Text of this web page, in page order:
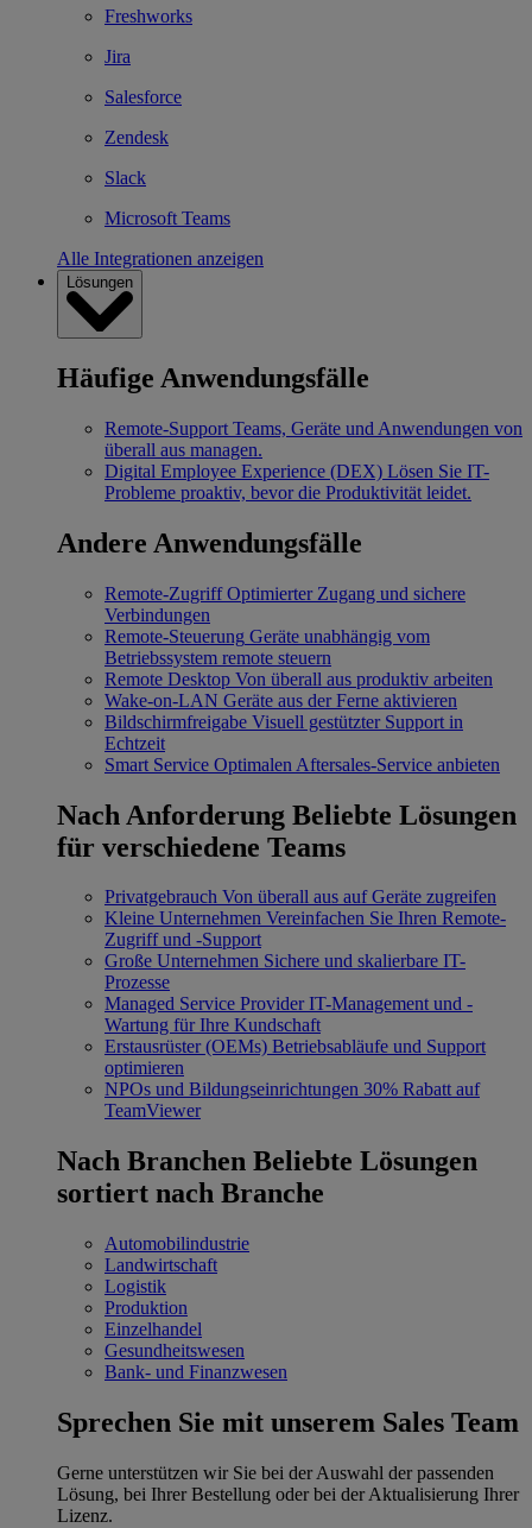
Freshworks
Jira
Salesforce
Zendesk
Slack
Microsoft Teams
Alle Integrationen anzeigen
Lösungen
Häufige Anwendungsfälle
Remote-Support Teams, Geräte und Anwendungen von
überall aus managen.
Digital Employee Experience (DEX) Lösen Sie IT-
Probleme proaktiv, bevor die Produktivität leidet.
Andere Anwendungsfälle
Remote-Zugriff Optimierter Zugang und sichere
Verbindungen
Remote-Steuerung Geräte unabhängig vom
Betriebssystem remote steuern
Remote Desktop Von überall aus produktiv arbeiten
Wake-on-LAN Geräte aus der Ferne aktivieren
Bildschirmfreigabe Visuell gestützter Support in
Echtzeit
Smart Service Optimalen Aftersales-Service anbieten
Nach Anforderung Beliebte Lösungen
für verschiedene Teams
Privatgebrauch Von überall aus auf Geräte zugreifen
Kleine Unternehmen Vereinfachen Sie Ihren Remote-
Zugriff und -Support
Große Unternehmen Sichere und skalierbare IT-
Prozesse
Managed Service Provider IT-Management und -
Wartung für Ihre Kundschaft
Erstausrüster (OEMs) Betriebsabläufe und Support
optimieren
NPOs und Bildungseinrichtungen 30% Rabatt auf
TeamViewer
Nach Branchen Beliebte Lösungen
sortiert nach Branche
Automobilindustrie
Landwirtschaft
Logistik
Produktion
Einzelhandel
Gesundheitswesen
Bank- und Finanzwesen
Sprechen Sie mit unserem Sales Team
Gerne unterstützen wir Sie bei der Auswahl der passenden
Lösung, bei Ihrer Bestellung oder bei der Aktualisierung Ihrer
Lizenz.